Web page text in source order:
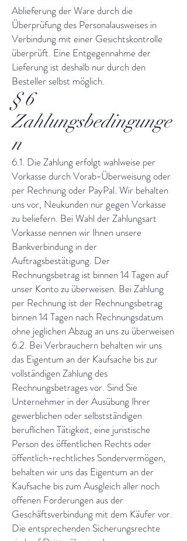
Ablieferung der Ware durch die
Überprüfung des Personalausweises in
Verbindung mit einer Gesichtskontrolle
überprüft. Eine Entgegennahme der
Lieferung ist deshalb nur durch den
Besteller selbst möglich.
§ 6
Zahlungsbedingunge
n
6.1. Die Zahlung erfolgt wahlweise per
Vorkasse durch Vorab-Überweisung oder
per Rechnung oder PayPal. Wir behalten
uns vor, Neukunden nur gegen Vorkasse
zu beliefern. Bei Wahl der Zahlungsart
Vorkasse nennen wir Ihnen unsere
Bankverbindung in der
Auftragsbestätigung. Der
Rechnungsbetrag ist binnen 14 Tagen auf
unser Konto zu überweisen. Bei Zahlung
per Rechnung ist der Rechnungsbetrag
binnen 14 Tagen nach Rechnungsdatum
ohne jeglichen Abzug an uns zu überweisen
6.2. Bei Verbrauchern behalten wir uns
das Eigentum an der Kaufsache bis zur
vollständigen Zahlung des
Rechnungsbetrages vor. Sind Sie
Unternehmer in der Ausübung Ihrer
gewerblichen oder selbstständigen
beruflichen Tätigkeit, eine juristische
Person des öffentlichen Rechts oder
öffentlich-rechtliches Sondervermögen,
behalten wir uns das Eigentum an der
Kaufsache bis zum Ausgleich aller noch
offenen Forderungen aus der
Geschäftsverbindung mit dem Käufer vor.
Die entsprechenden Sicherungsrechte